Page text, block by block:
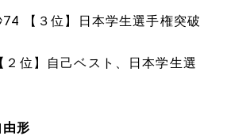
【３位】日本学生選手権突破
位】自己ベスト、日本学生選
由形